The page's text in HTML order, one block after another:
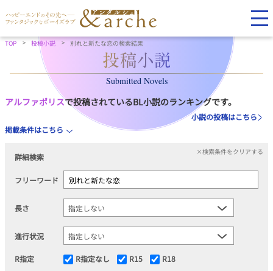
TOP 投稿小説 別れと新たな恋の検索結果
Submitted Novels
アルファポリスで投稿されているBL小説のランキングです。
小説の投稿はこちら
掲載条件はこちら
詳細検索
×検索条件をクリアする
フリーワード
長さ
進行状況
R指定 R指定なし R15 R18